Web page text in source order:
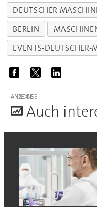
DEUTSCHER
BERLIN
EVENTS-
ANZEIGE
Auch